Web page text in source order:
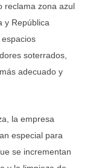
reclama zona azul
y República
soterrados,
adecuado y
la empresa
especial para
se incrementan